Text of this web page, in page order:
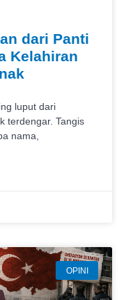
dari Panti
Kelahiran
luput dari
terdengar. Tangis
nama,
OPINI